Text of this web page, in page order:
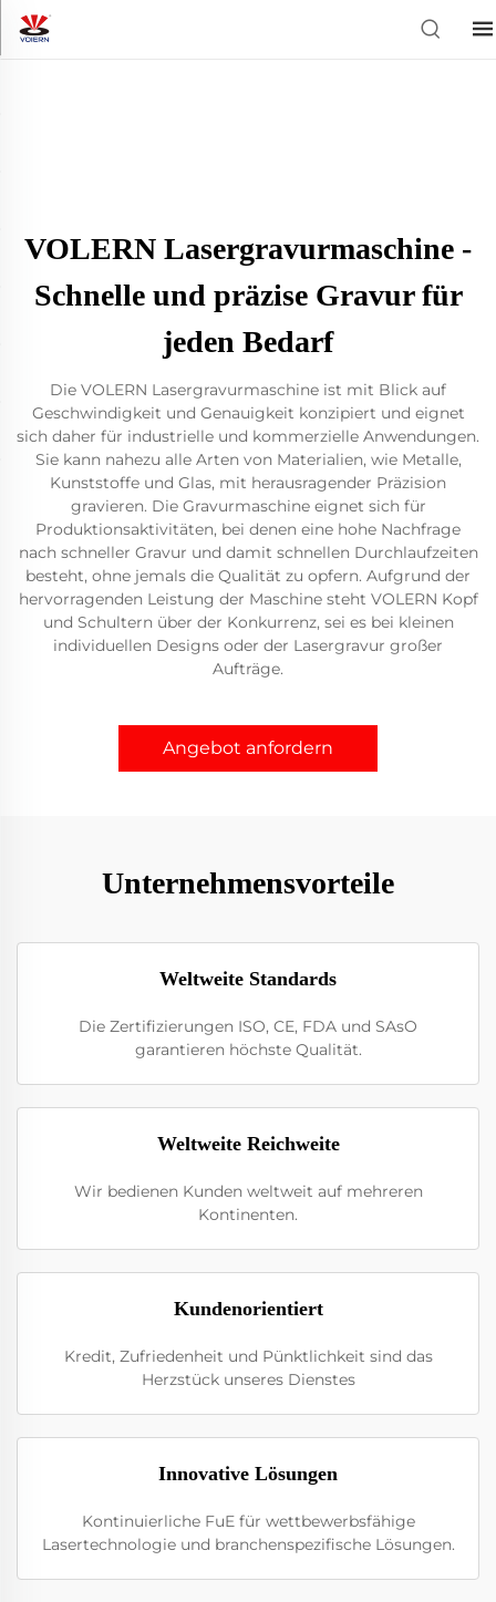
VOLERN Lasergravurmaschine -
Schnelle und präzise Gravur für
jeden Bedarf
Die VOLERN Lasergravurmaschine ist mit Blick auf
Geschwindigkeit und Genauigkeit konzipiert und eignet
sich daher für industrielle und kommerzielle Anwendungen.
Sie kann nahezu alle Arten von Materialien, wie Metalle,
Kunststoffe und Glas, mit herausragender Präzision
gravieren. Die Gravurmaschine eignet sich für
Produktionsaktivitäten, bei denen eine hohe Nachfrage
nach schneller Gravur und damit schnellen Durchlaufzeiten
besteht, ohne jemals die Qualität zu opfern. Aufgrund der
hervorragenden Leistung der Maschine steht VOLERN Kopf
und Schultern über der Konkurrenz, sei es bei kleinen
individuellen Designs oder der Lasergravur großer
Aufträge.
Angebot anfordern
Unternehmensvorteile
Weltweite Standards
Die Zertifizierungen ISO, CE, FDA und SAsO
garantieren höchste Qualität.
Weltweite Reichweite
Wir bedienen Kunden weltweit auf mehreren
Kontinenten.
Kundenorientiert
Kredit, Zufriedenheit und Pünktlichkeit sind das
Herzstück unseres Dienstes
Innovative Lösungen
Kontinuierliche FuE für wettbewerbsfähige
Lasertechnologie und branchenspezifische Lösungen.